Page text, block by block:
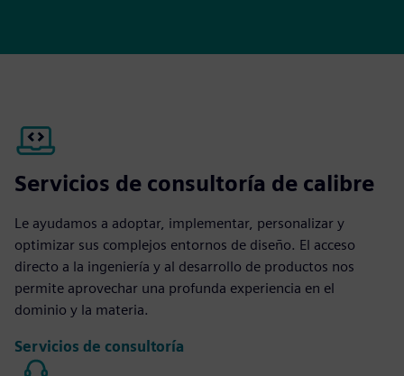
Servicios de consultoría de calibre
Le ayudamos a adoptar, implementar, personalizar y
optimizar sus complejos entornos de diseño. El acceso
directo a la ingeniería y al desarrollo de productos nos
permite aprovechar una profunda experiencia en el
dominio y la materia.
Servicios de consultoría